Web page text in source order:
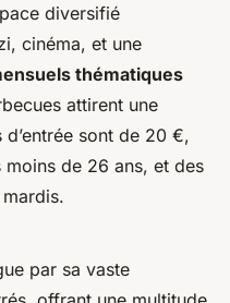
diversifié
cinéma, et une
thématiques
attirent une
sont de 20 €,
de 26 ans, et des
par sa vaste